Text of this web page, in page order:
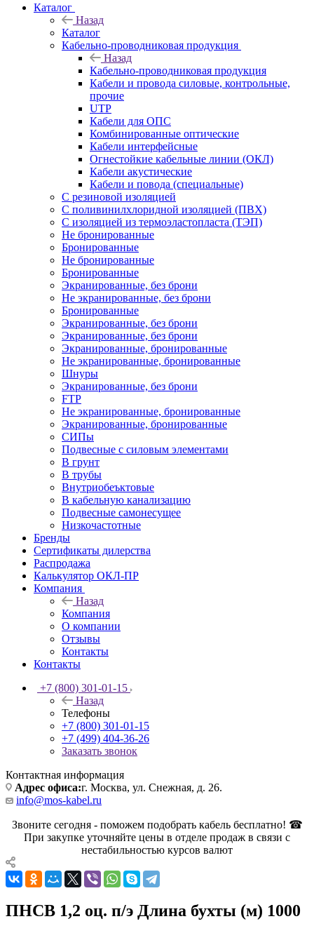
Каталог
Назад
Каталог
Кабельно-проводниковая продукция
Назад
Кабельно-проводниковая продукция
Кабели и провода силовые, контрольные,
прочие
UTP
Кабели для ОПС
Комбинированные оптические
Кабели интерфейсные
Огнестойкие кабельные линии (ОКЛ)
Кабели акустические
Кабели и повода (специальные)
С резиновой изоляцией
С поливинилхлоридной изоляцией (ПВХ)
С изоляцией из термоэластопласта (ТЭП)
Не бронированные
Бронированные
Не бронированные
Бронированные
Экранированные, без брони
Не экранированные, без брони
Бронированные
Экранированные, без брони
Экранированные, без брони
Экранированные, бронированные
Не экранированные, бронированные
Шнуры
Экранированные, без брони
FTP
Не экранированные, бронированные
Экранированные, бронированные
СИПы
Подвесные с силовым элементами
В грунт
В трубы
Внутриобеъктовые
В кабельную канализацию
Подвесные самонесущее
Низкочастотные
Бренды
Сертификаты дилерства
Распродажа
Калькулятор ОКЛ-ПР
Компания
Назад
Компания
О компании
Отзывы
Контакты
Контакты
+7 (800) 301-01-15
Назад
Телефоны
+7 (800) 301-01-15
+7 (499) 404-36-26
Заказать звонок
Контактная информация
Адрес офиса:г. Москва, ул. Снежная, д. 26.
info@mos-kabel.ru
Звоните сегодня - поможем подобрать кабель бесплатно! ☎
При закупке уточняйте цены в отделе продаж в связи с
нестабильностью курсов валют
ПНСВ 1,2 оц. п/э Длина бухты (м) 1000